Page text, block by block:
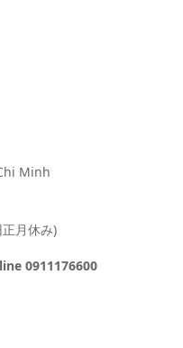
Minh
月休み)
0911176600